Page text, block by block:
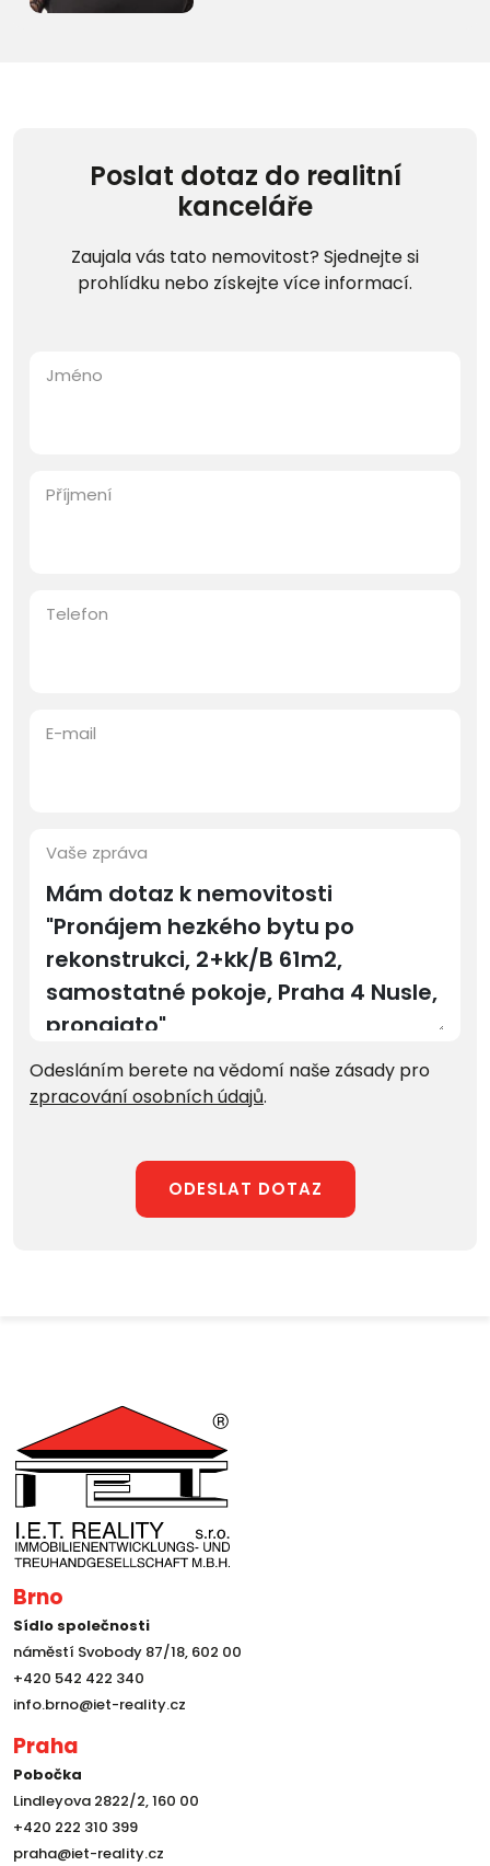
Poslat dotaz do realitní
kanceláře
Zaujala vás tato nemovitost? Sjednejte si
prohlídku nebo získejte více informací.
Jméno
Příjmení
Telefon
E-mail
Vaše zpráva
Odesláním berete na vědomí naše zásady pro
zpracování osobních údajů.
ODESLAT DOTAZ
Brno
Sídlo společnosti
náměstí Svobody 87/18, 602 00
+420 542 422 340
info.brno@iet-reality.cz
Praha
Pobočka
Lindleyova 2822/2, 160 00
+420 222 310 399
praha@iet-reality.cz